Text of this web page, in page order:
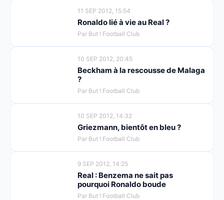
11 SEP 2012, 15:54
Ronaldo lié à vie au Real ?
Par But ! Football Club
10 SEP 2012, 20:45
Beckham à la rescousse de Malaga
?
Par But ! Football Club
10 SEP 2012, 14:32
Griezmann, bientôt en bleu ?
Par But ! Football Club
9 SEP 2012, 14:25
Real : Benzema ne sait pas
pourquoi Ronaldo boude
Par But ! Football Club